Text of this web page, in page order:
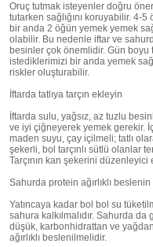
Oruç tutmak isteyenler doğru
tutarken sağlığını koruyabilir. 4-
bir anda 2 öğün yemek yemek
olabilir. Bu nedenle iftar ve
besinler çok önemlidir. Gün boyu
istediklerimizi bir anda yemek
riskler oluşturabilir.
İftarda tatlıya tarçın ekleyin
İftarda sulu, yağsız, az tuzlu
ve iyi çiğneyerek yemek gerekir.
maden suyu, çay içilmeli; tatlı
şekerli, bol tarçınlı sütlü olanlar
Tarçının kan şekerini düzenleyici
Sahurda protein ağırlıklı beslenin
Yatıncaya kadar bol bol su
sahura kalkılmalıdır. Sahurda
düşük, karbonhidrattan ve
ağırlıklı beslenilmelidir.